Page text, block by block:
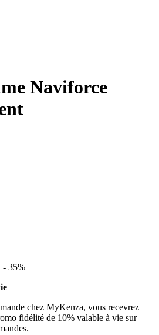
Naviforce
- 35%
chez MyKenza, vous recevrez
fidélité de 10% valable à vie sur